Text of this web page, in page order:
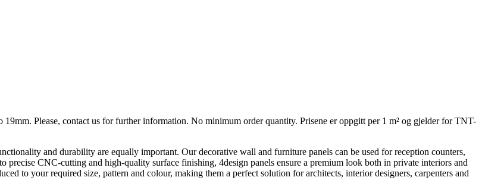
Please, contact us for further information. No minimum order quantity. Prisene er oppgitt per 1 m² og gjelder for TNT-
and durability are equally important. Our decorative wall and furniture panels can be used for reception counters,
CNC-cutting and high-quality surface finishing, 4design panels ensure a premium look both in private interiors and
to your required size, pattern and colour, making them a perfect solution for architects, interior designers, carpenters and